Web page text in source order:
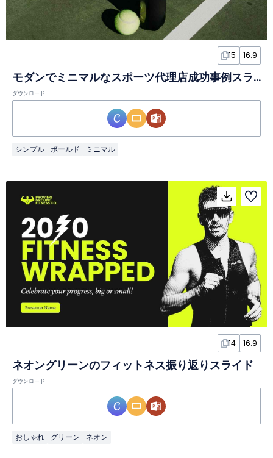
15 16:9
モダンでミニマルなスポーツ代理店成功事例スライド
ダウンロード
シンプル ボールド ミニマル
14 16:9
ネオングリーンのフィットネス振り返りスライド
ダウンロード
おしゃれ グリーン ネオン